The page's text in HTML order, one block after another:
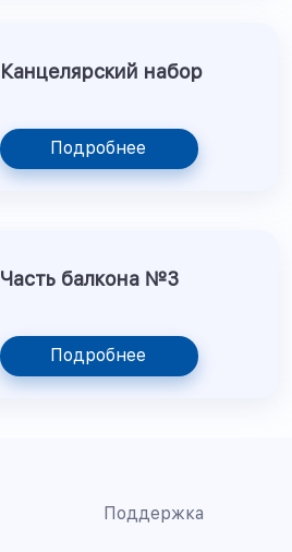
Канцелярский набор
Подробнее
Часть балкона №3
Подробнее
Поддержка